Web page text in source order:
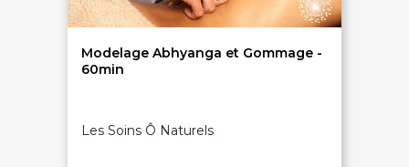
Modelage Abhyanga et Gommage -
60min
Les Soins Ô Naturels